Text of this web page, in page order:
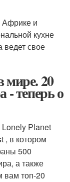
Африке и
кухне
ведет свое
мире. 20
- теперь о
Planet
, в котором
500
а также
вам топ-20